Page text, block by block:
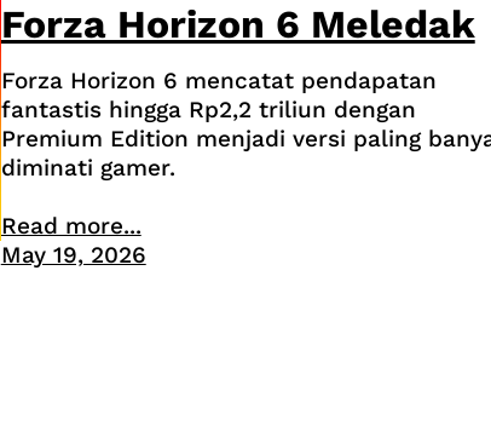
Forza Horizon 6 Meledak
Forza Horizon 6 mencatat pendapatan
fantastis hingga Rp2,2 triliun dengan
Premium Edition menjadi versi paling
diminati gamer.
Read more...
May 19, 2026